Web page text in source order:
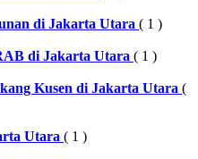
di Jakarta Utara ( 1 )
di Jakarta Utara ( 1 )
Kusen di Jakarta Utara (
Utara ( 1 )